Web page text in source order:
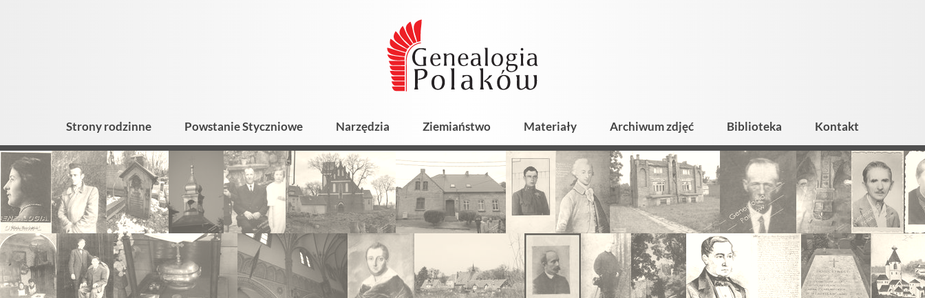
Strony rodzinne Powstanie Styczniowe Narzędzia Ziemiaństwo Materiały Archiwum zdjęć Biblioteka Kontakt